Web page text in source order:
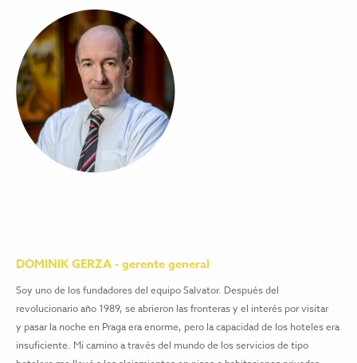
DOMINIK GERZA - gerente general
Soy uno de los fundadores del equipo Salvator. Después del
revolucionario año 1989, se abrieron las fronteras y el interés por visitar
y pasar la noche en Praga era enorme, pero la capacidad de los hoteles era
insuficiente. Mi camino a través del mundo de los servicios de tipo